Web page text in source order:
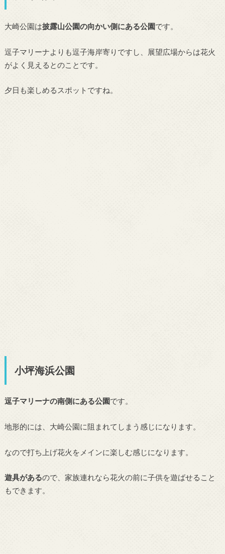
大崎公園は披露山公園の向かい側にある公園です。
逗子マリーナよりも逗子海岸寄りですし、展望広場からは花火
がよく見えるとのことです。
夕日も楽しめるスポットですね。
小坪海浜公園
逗子マリーナの南側にある公園です。
地形的には、大崎公園に阻まれてしまう感じになります。
なので打ち上げ花火をメインに楽しむ感じになります。
遊具があるので、家族連れなら花火の前に子供を遊ばせること
もできます。